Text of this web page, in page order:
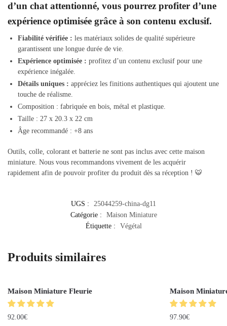
d’un chat attentionné, vous pourrez profiter d’une
expérience optimisée grâce à son contenu exclusif.
Fiabilité vérifiée : les matériaux solides de qualité supérieure
garantissent une longue durée de vie.
Expérience optimisée : profitez d’un contenu exclusif pour une
expérience inégalée.
Détails uniques : appréciez les finitions authentiques qui ajoutent une
touche de réalisme.
Composition : fabriquée en bois, métal et plastique.
Taille : 27 x 20.3 x 22 cm
Âge recommandé : +8 ans
Outils, colle, colorant et batterie ne sont pas inclus avec cette maison
miniature. Nous vous recommandons vivement de les acquérir
rapidement afin de pouvoir profiter du produit dès sa réception ! 🐯
UGS :
25044259-china-dg11
Catégorie :
Maison Miniature
Étiquette :
Végétal
Produits similaires
Maison Miniature Fleurie
92.00€
Maison
97.90€